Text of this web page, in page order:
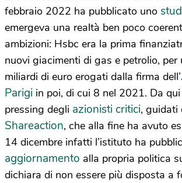
febbraio 2022 ha pubblicato uno
emergeva una realtà ben poco
ambizioni: Hsbc era la prima
nuovi giacimenti di gas e petrolio,
miliardi di euro erogati dalla firma dell’
Parigi in poi, di cui 8 nel 2021. Da
pressing degli azionisti critici, guidati
Shareaction, che alla fine ha avuto
14 dicembre infatti l’istituto ha
aggiornamento alla propria politica
dichiara di non essere più disposta a